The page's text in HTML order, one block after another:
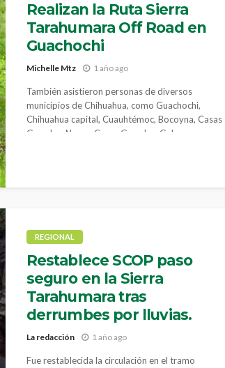
Realizan la Ruta Sierra
Tarahumara Off Road en
Guachochi
Michelle Mtz 1 año ago
También asistieron personas de diversos
municipios de Chihuahua, como Guachochi,
Chihuahua capital, Cuauhtémoc, Bocoyna, Casas
Grandes, Nuevo Casas Grandes, Galeana y
REGIONAL
Restablece SCOP paso
seguro en la Sierra
Tarahumara tras
derrumbes por lluvias.
La redacción 1 año ago
Fue restablecida la circulación en el tramo